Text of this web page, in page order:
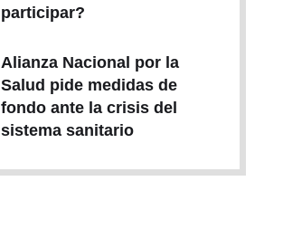
participar?
Alianza Nacional por la
Salud pide medidas de
fondo ante la crisis del
sistema sanitario